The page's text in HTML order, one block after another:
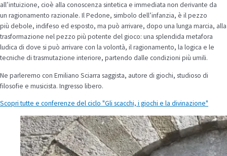
all’intuizione, cioè alla conoscenza sintetica e immediata non derivante da
un ragionamento razionale. Il Pedone, simbolo dell’infanzia, è il pezzo
più debole, indifeso ed esposto, ma può arrivare, dopo una lunga marcia, alla
trasformazione nel pezzo più potente del gioco: una splendida metafora
ludica di dove si può arrivare con la volontà, il ragionamento, la logica e le
tecniche di trasmutazione interiore, partendo dalle condizioni più umili.
Ne parleremo con Emiliano Sciarra saggista, autore di giochi, studioso di
filosofie e musicista. Ingresso libero.
Scopri tutte e conferenze del ciclo "Gli scacchi, i giochi e la divinazione"